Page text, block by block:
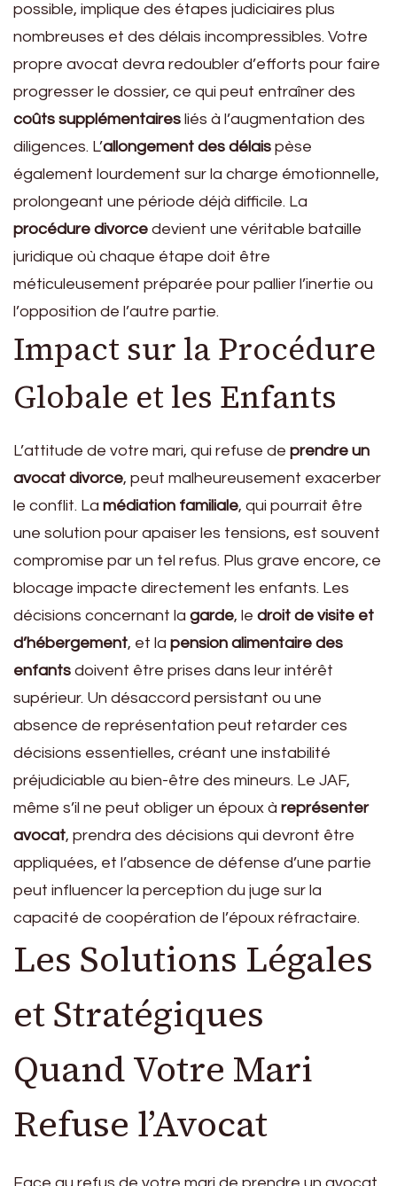
possible, implique des étapes judiciaires plus
nombreuses et des délais incompressibles. Votre
propre avocat devra redoubler d’efforts pour faire
progresser le dossier, ce qui peut entraîner des
coûts supplémentaires liés à l’augmentation des
diligences. L’allongement des délais pèse
également lourdement sur la charge émotionnelle,
prolongeant une période déjà difficile. La
procédure divorce devient une véritable bataille
juridique où chaque étape doit être
méticuleusement préparée pour pallier l’inertie ou
l’opposition de l’autre partie.
Impact sur la Procédure
Globale et les Enfants
L’attitude de votre mari, qui refuse de prendre un
avocat divorce, peut malheureusement exacerber
le conflit. La médiation familiale, qui pourrait être
une solution pour apaiser les tensions, est souvent
compromise par un tel refus. Plus grave encore, ce
blocage impacte directement les enfants. Les
décisions concernant la garde, le droit de visite et
d’hébergement, et la pension alimentaire des
enfants doivent être prises dans leur intérêt
supérieur. Un désaccord persistant ou une
absence de représentation peut retarder ces
décisions essentielles, créant une instabilité
préjudiciable au bien-être des mineurs. Le JAF,
même s’il ne peut obliger un époux à représenter
avocat, prendra des décisions qui devront être
appliquées, et l’absence de défense d’une partie
peut influencer la perception du juge sur la
capacité de coopération de l’époux réfractaire.
Les Solutions Légales
et Stratégiques
Quand Votre Mari
Refuse l’Avocat
Face au refus de votre mari de prendre un avocat